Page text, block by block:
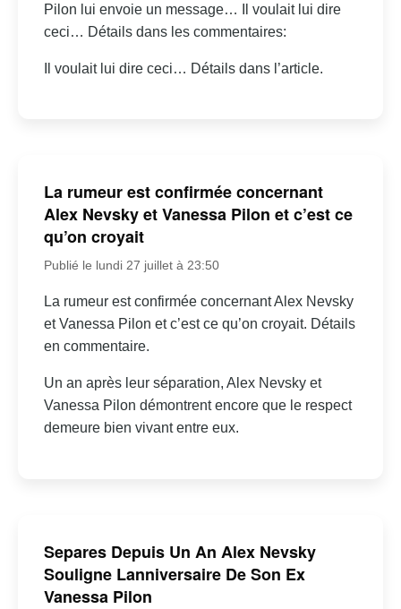
Pilon lui envoie un message… Il voulait lui dire
ceci… Détails dans les commentaires:
Il voulait lui dire ceci… Détails dans l’article.
La rumeur est confirmée concernant
Alex Nevsky et Vanessa Pilon et c’est ce
qu’on croyait
Publié le lundi 27 juillet à 23:50
La rumeur est confirmée concernant Alex Nevsky
et Vanessa Pilon et c’est ce qu’on croyait. Détails
en commentaire.
Un an après leur séparation, Alex Nevsky et
Vanessa Pilon démontrent encore que le respect
demeure bien vivant entre eux.
Separes Depuis Un An Alex Nevsky
Souligne Lanniversaire De Son Ex
Vanessa Pilon